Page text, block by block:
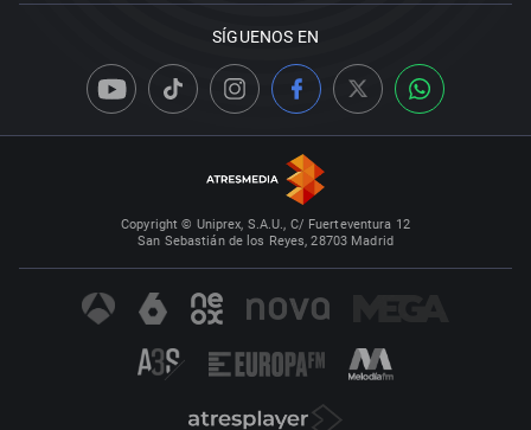
SÍGUENOS EN
Copyright © Uniprex, S.A.U., C/ Fuerteventura 12
San Sebastián de los Reyes, 28703 Madrid